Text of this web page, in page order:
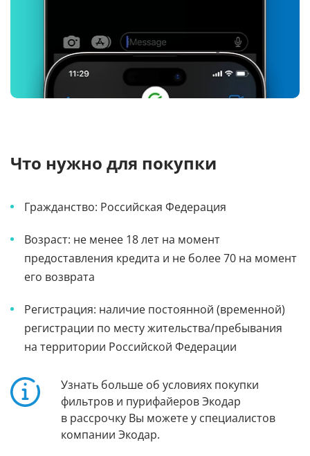
Что нужно для покупки
Гражданство: Российская Федерация
Возраст: не менее 18 лет на момент
предоставления кредита и не более 70 на момент
его возврата
Регистрация: наличие постоянной (временной)
регистрации по месту жительства/пребывания
на территории Российской Федерации
Узнать больше об условиях покупки
фильтров и пурифайеров Экодар
в рассрочку Вы можете у специалистов
компании Экодар.